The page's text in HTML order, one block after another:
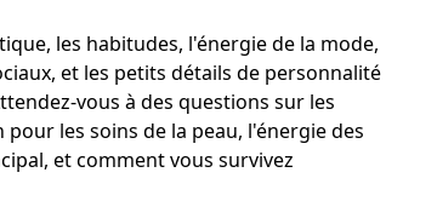
les habitudes, l'énergie de la mode,
, et les petits détails de personnalité
vous à des questions sur les
les soins de la peau, l'énergie des
et comment vous survivez